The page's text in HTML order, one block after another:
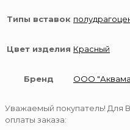
Типы вставок
Цвет изделия Красный
Бренд ООО
Уважаемый покупатель! Для
оплаты заказа: